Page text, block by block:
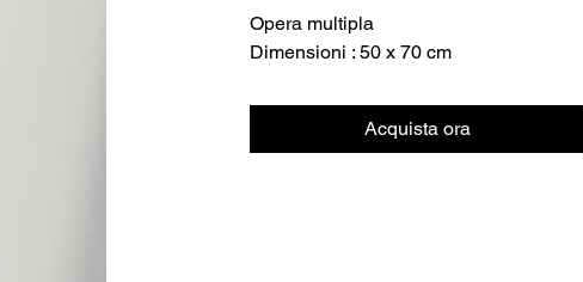
Opera multipla
Dimensioni : 50 x 70 cm
Acquista ora